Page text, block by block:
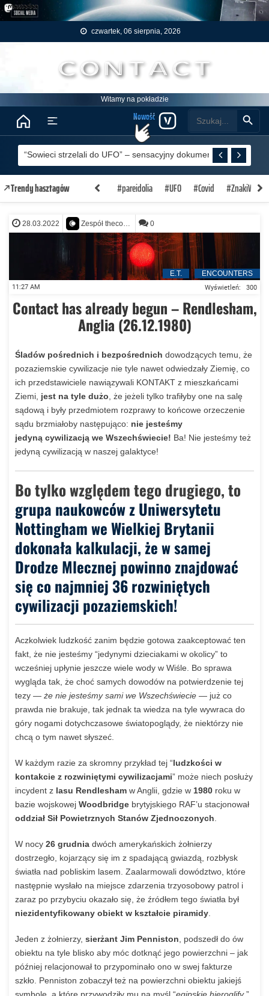
Skip to content
czwartek, 06 sierpnia, 2026
Witamy na pokładzie
Nowość
for:
Search Button
Przypowieść o człowieku szukającym pomocy
“Sowieci strzelali do UFO” – sensacyjny dokument CIA podbija
Obiekt zmienił kierunek lotu – Aurora w Colorado, USA –
Kompas na Życie
Ślady życia na Wenus
Przypowieść o człowieku szukającym pomocy
“Sowieci strzelali do UFO” – sensacyjny dokument CIA podbija
Trendy hasztagów #pareidolia #UFO #Covid #ZnakiWojny
28.03.2022 Zespół thecontact.org 0
11:27 AM Wyświetleń: 300
E.T. ENCOUNTERS
Contact has already begun – Rendlesham,
Anglia (26.12.1980)
Śladów pośrednich i bezpośrednich dowodzących temu, że
pozaziemskie cywilizacje nie tyle nawet odwiedzały Ziemię, co
ich przedstawiciele nawiązywali KONTAKT z mieszkańcami
Ziemi, jest na tyle dużo , że jeżeli tylko trafiłyby one na salę
sądową i były przedmiotem rozprawy to końcowe orzeczenie
sądu brzmiałoby następująco: nie jesteśmy
jedyną cywilizacją we Wszechświecie! Ba! Nie jesteśmy też
jedyną cywilizacją w naszej galaktyce!
Bo tylko względem tego drugiego, to
grupa naukowców z Uniwersytetu
Nottingham we Wielkiej Brytanii
dokonała kalkulacji, że w samej
Drodze Mlecznej powinno znajdować
się co najmniej 36 rozwiniętych
cywilizacji pozaziemskich!
Aczkolwiek ludzkość zanim będzie gotowa zaakceptować ten
fakt, że nie jesteśmy “jedynymi dzieciakami w okolicy” to
wcześniej upłynie jeszcze wiele wody w Wiśle. Bo sprawa
wygląda tak, że choć samych dowodów na potwierdzenie tej
tezy — że nie jesteśmy sami we Wszechświecie — już co
prawda nie brakuje, tak jednak ta wiedza na tyle wywraca do
góry nogami dotychczasowe światopoglądy, że niektórzy nie
chcą o tym nawet słyszeć.
W każdym razie za skromny przykład tej “ludzkości w
kontakcie z rozwiniętymi cywilizacjami” może niech posłuży
incydent z lasu Rendlesham w Anglii, gdzie w 1980 roku w
bazie wojskowej Woodbridge brytyjskiego RAF’u stacjonował
oddział Sił Powietrznych Stanów Zjednoczonych
W nocy 26 grudnia dwóch amerykańskich żołnierzy
dostrzegło, kojarzący się im z spadającą gwiazdą, rozbłysk
światła nad pobliskim lasem. Zaalarmowali dowództwo, które
następnie wysłało na miejsce zdarzenia trzyosobowy patrol i
zaraz po przybyciu okazało się, że źródłem tego światła był
niezidentyfikowany obiekt w kształcie piramidy
Jeden z żołnierzy, sierżant Jim Penniston , podszedł do ów
obiektu na tyle blisko aby móc dotknąć jego powierzchni – jak
później relacjonował to przypominało ono w swej fakturze
szkło. Penniston zobaczył też na powierzchni obiektu jakiejś